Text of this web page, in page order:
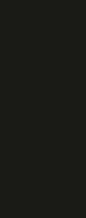
Em 2020
reunem
soma 10